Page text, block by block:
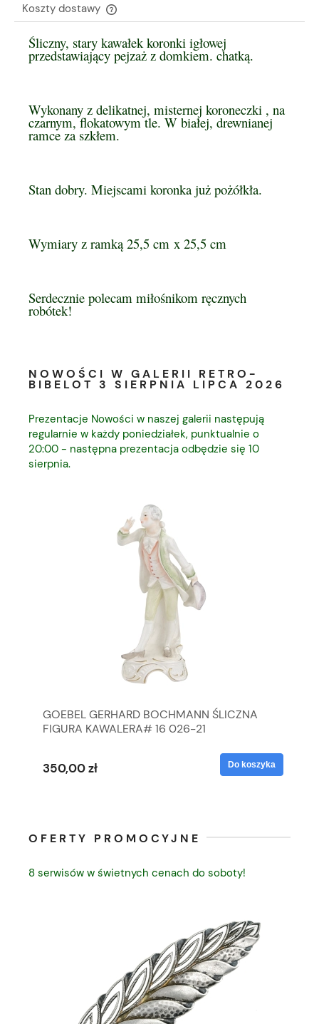
Koszty dostawy
Cena nie zawiera ewentualnych kosztów płatności
Śliczny, stary kawałek koronki igłowej
przedstawiający pejzaż z domkiem. chatką.
Wykonany z delikatnej, misternej koroneczki , na
czarnym, flokatowym tle. W białej, drewnianej
ramce za szkłem.
Stan dobry. Miejscami koronka już pożółkła.
Wymiary z ramką 25,5 cm x 25,5 cm
Serdecznie polecam miłośnikom ręcznych
robótek!
NOWOŚCI W GALERII RETRO-
BIBELOT 3 SIERPNIA LIPCA 2026
Prezentacje Nowości w naszej galerii następują
regularnie w każdy poniedziałek, punktualnie o
20:00 - następna prezentacja odbędzie się 10
sierpnia.
GOEBEL GERHARD BOCHMANN ŚLICZNA
FIGURA KAWALERA# 16 026-21
350,00 zł Do koszyka
OFERTY PROMOCYJNE
8 serwisów w świetnych cenach do soboty!